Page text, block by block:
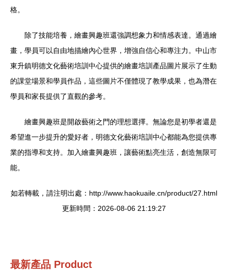
格。
除了技能培養，繪畫興趣班還強調想象力和情感表達。通過繪
畫，學員可以自由地描繪內心世界，增強自信心和專注力。中山市
東升鎮明德文化藝術培訓中心提供的繪畫培訓產品圖片展示了生動
的課堂場景和學員作品，這些圖片不僅體現了教學成果，也為潛在
學員和家長提供了直觀的參考。
繪畫興趣班是開啟藝術之門的理想選擇。無論您是初學者還是
希望進一步提升的愛好者，明德文化藝術培訓中心都能為您提供專
業的指導和支持。加入繪畫興趣班，讓藝術點亮生活，創造無限可
能。
如若轉載，請注明出處：http://www.haokuaile.cn/product/27.html
更新時間：2026-08-06 21:19:27
最新產品 Product